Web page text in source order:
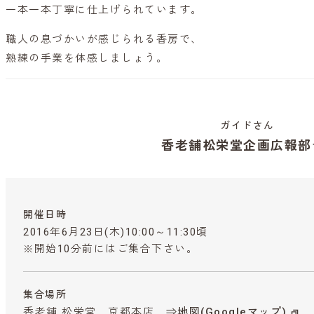
一本一本丁寧に仕上げられています。
職人の息づかいが感じられる香房で、
熟練の手業を体感しましょう。
ガイドさん
香老舗松栄堂企画広報部
開催日時
2016年6月23日(木)10:00～11:30頃
※開始10分前にはご集合下さい。
集合場所